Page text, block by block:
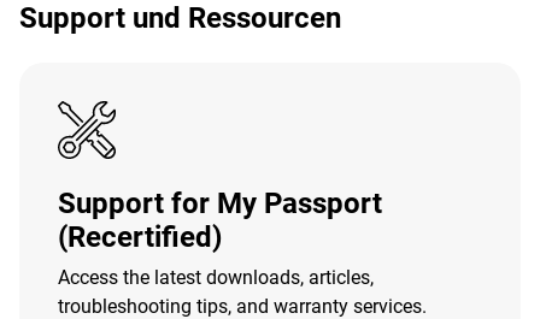
Support und Ressourcen
Support for My Passport
(Recertified)
Access the latest downloads, articles,
troubleshooting tips, and warranty services.